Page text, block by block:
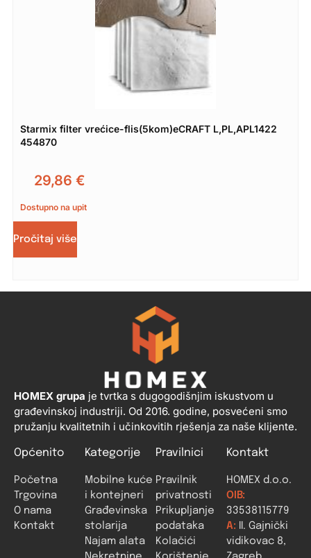
Starmix filter vrećice-flis(5kom)eCRAFT L,PL,APL1422
454870
29,86 €
Dostupno na upit
Pročitaj više
HOMEX grupa je tvrtka s dugogodišnjim iskustvom u
građevinskoj industriji. Od 2016. godine, posvećeni smo
pružanju kvalitetnih i učinkovitih rješenja za naše klijente.
Općenito
Početna
Trgovina
O nama
Kontakt
Kategorije
Mobilne kuće
i kontejneri
Građevinska
stolarija
Najam alata
Pravilnici
Pravilnik
privatnosti
Prikupljanje
podataka
Kolačići
Kontakt
HOMEX d.o.o.
OIB:
33538115779
A: II. Gajnički
vidikovac 8,